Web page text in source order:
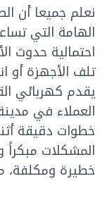
نعلم جميعا أن
الهامة التي
احتمالية حدوث
تلف الأجهزة أو
يقدم كهربائي
العملاء في
خطوات دقيقة
المشكلات
خطيرة ومكلفة،